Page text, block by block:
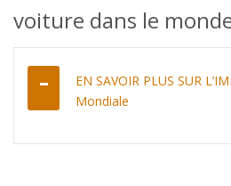
voiture dans le
EN SAVOIR PLUS SUR
Mondiale